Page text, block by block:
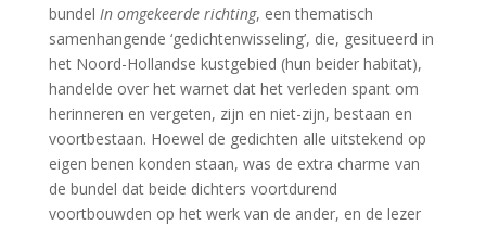
bundel In omgekeerde richting, een thematisch
samenhangende ‘gedichtenwisseling’, die, gesitueerd in
het Noord-Hollandse kustgebied (hun beider habitat),
handelde over het warnet dat het verleden spant om
herinneren en vergeten, zijn en niet-zijn, bestaan en
voortbestaan. Hoewel de gedichten alle uitstekend op
eigen benen konden staan, was de extra charme van
de bundel dat beide dichters voortdurend
voortbouwden op het werk van de ander, en de lezer